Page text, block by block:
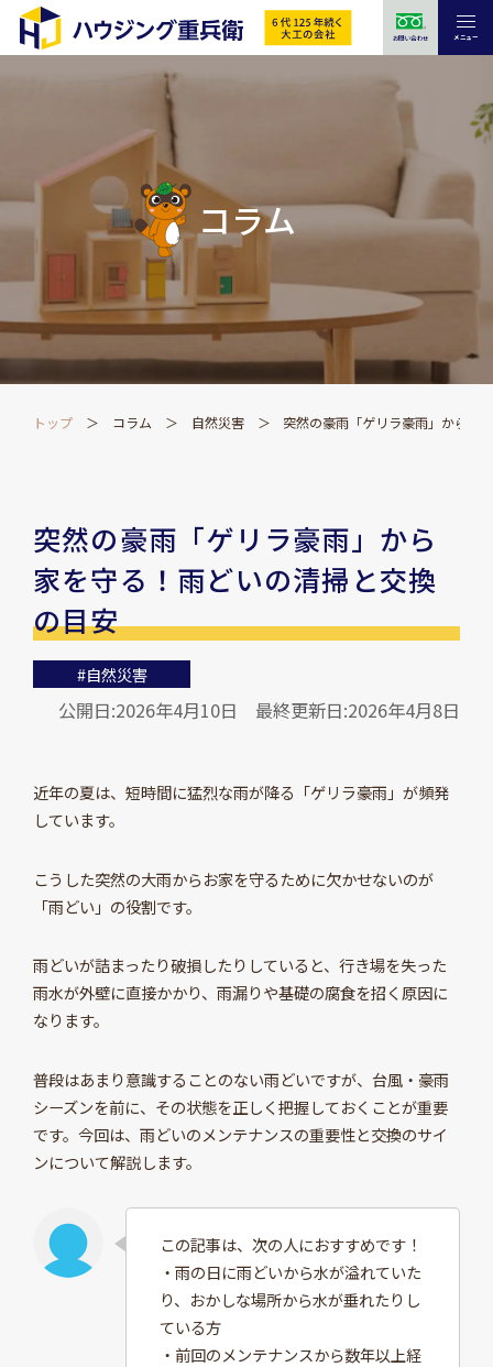
お問い合わせ メニュー
コラム
トップ コラム 自然災害 突然の豪雨「ゲリラ豪雨」から家
突然の豪雨「ゲリラ豪雨」から
家を守る！雨どいの清掃と交換
の目安
#自然災害
公開日:2026年4月10日 最終更新日:2026年4月8日
近年の夏は、短時間に猛烈な雨が降る「ゲリラ豪雨」が頻発
しています。
こうした突然の大雨からお家を守るために欠かせないのが
「雨どい」の役割です。
雨どいが詰まったり破損したりしていると、行き場を失った
雨水が外壁に直接かかり、雨漏りや基礎の腐食を招く原因に
なります。
普段はあまり意識することのない雨どいですが、台風・豪雨
シーズンを前に、その状態を正しく把握しておくことが重要
です。今回は、雨どいのメンテナンスの重要性と交換のサイ
ンについて解説します。
この記事は、次の人におすすめです！
・雨の日に雨どいから水が溢れていた
り、おかしな場所から水が垂れたりし
ている方
・前回のメンテナンスから数年以上経